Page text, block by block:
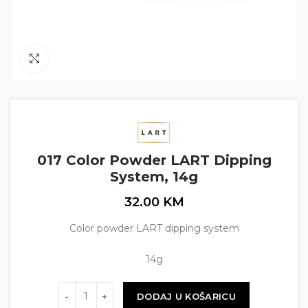
017 Color Powder LART Dipping
System, 14g
32.00 KM
Color powder LART dipping system
14g
DODAJ U KOŠARICU